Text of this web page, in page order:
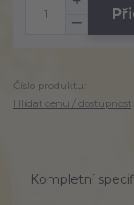
Číslo produktu:
Hlídat cenu / dostupnost
Kompletní